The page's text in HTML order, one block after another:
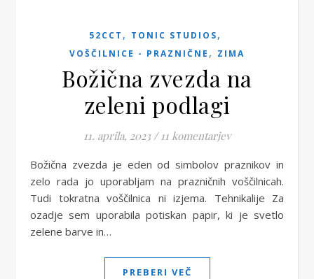
52CCT , TONIC STUDIOS,
VOŠČILNICE - PRAZNIČNE , ZIMA
Božična zvezda na
zeleni podlagi
11. aprila, 2023 / 11 komentarjev
Božična zvezda je eden od simbolov praznikov in
zelo rada jo uporabljam na prazničnih voščilnicah.
Tudi tokratna voščilnica ni izjema. Tehnikalije Za
ozadje sem uporabila potiskan papir, ki je svetlo
zelene barve in…
PREBERI VEČ